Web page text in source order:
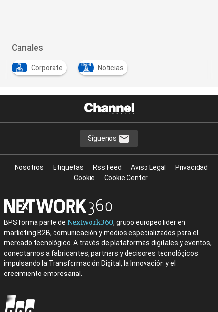
Canales
Corporate Noticias
Síguenos
Nosotros Etiquetas Rss Feed Aviso Legal
Privacidad
Cookie
Cookie Center
BPS forma parte de Nextwork360, grupo europeo líder en
marketing B2B, comunicación y medios especializados para el
mercado tecnológico. A través de plataformas digitales y eventos,
conectamos a fabricantes, partners y decisores tecnológicos
impulsando la Transformación Digital, la Innovación y el
crecimiento empresarial.